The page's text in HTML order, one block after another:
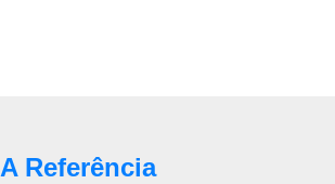
A Referência